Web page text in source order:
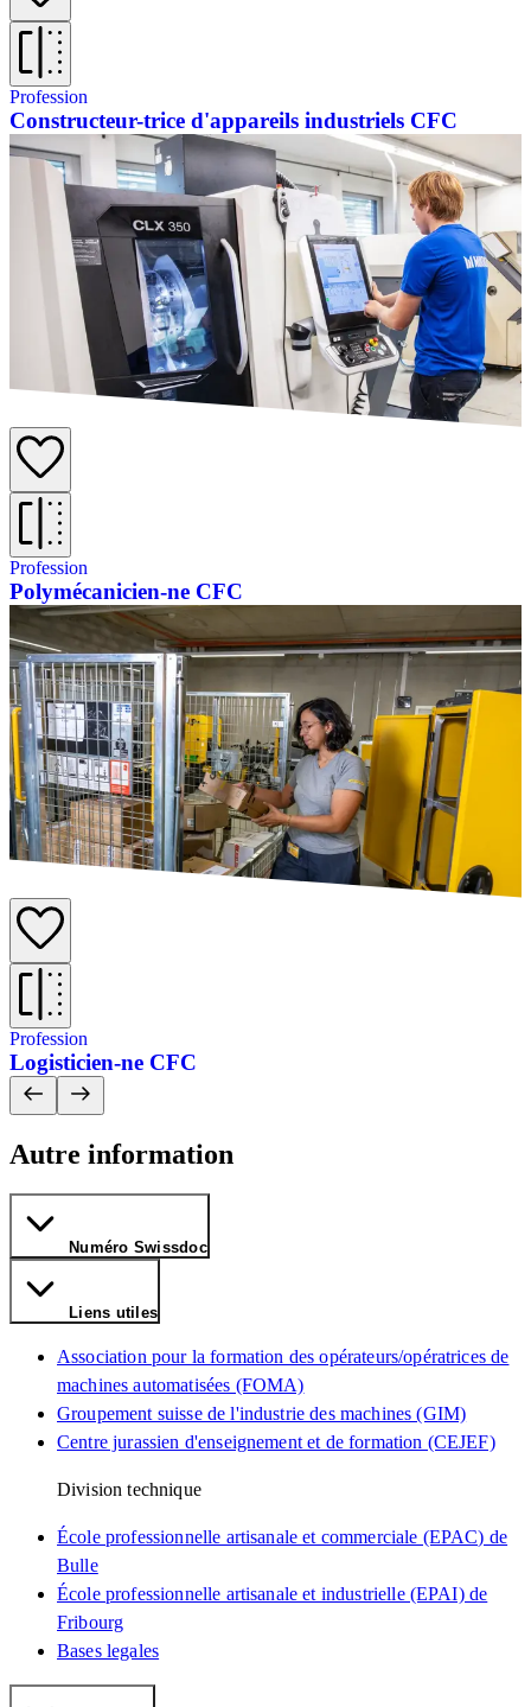
Profession
Constructeur-trice d'appareils industriels CFC
Profession
Polymécanicien-ne CFC
Profession
Logisticien-ne CFC
Autre information
Numéro Swissdoc
Liens utiles
Association pour la formation des opérateurs/opératrices de
machines automatisées (FOMA)
Groupement suisse de l'industrie des machines (GIM)
Centre jurassien d'enseignement et de formation (CEJEF)
Division technique
École professionnelle artisanale et commerciale (EPAC) de
Bulle
École professionnelle artisanale et industrielle (EPAI) de
Fribourg
Bases legales